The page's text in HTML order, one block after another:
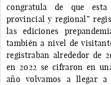
congratula de que
provincial y regional”
las ediciones
también a nivel de
registraban alrededor de
en 2022 se cifraron en
año volvamos a llegar